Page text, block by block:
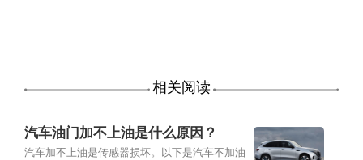
相关阅读
汽车油门加不上油是什么原因？
汽车加不上油是传感器损坏。以下是汽车不加油